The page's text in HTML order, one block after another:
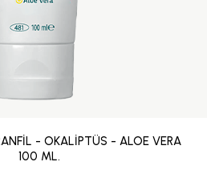
- OKALİPTÜS - ALOE VERA
100 ML.